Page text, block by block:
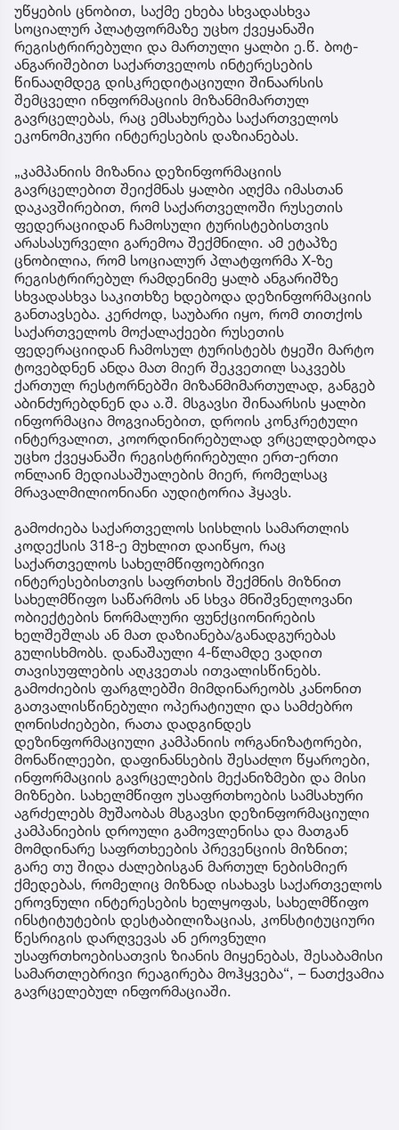
უწყების ცნობით, საქმე ეხება სხვადასხვა
სოციალურ პლატფორმაზე უცხო ქვეყანაში
რეგისტრირებული და მართული ყალბი ე.წ. ბოტ-
ანგარიშებით საქართველოს ინტერესების
წინააღმდეგ დისკრედიტაციული შინაარსის
შემცველი ინფორმაციის მიზანმიმართულ
გავრცელებას, რაც ემსახურება საქართველოს
ეკონომიკური ინტერესების დაზიანებას.
„კამპანიის მიზანია დეზინფორმაციის
გავრცელებით შეიქმნას ყალბი აღქმა იმასთან
დაკავშირებით, რომ საქართველოში რუსეთის
ფედერაციიდან ჩამოსული ტურისტებისთვის
არასასურველი გარემოა შექმნილი. ამ ეტაპზე
ცნობილია, რომ სოციალურ პლატფორმა X-ზე
რეგისტრირებულ რამდენიმე ყალბ ანგარიშზე
სხვადასხვა საკითხზე ხდებოდა დეზინფორმაციის
განთავსება. კერძოდ, საუბარი იყო, რომ თითქოს
საქართველოს მოქალაქეები რუსეთის
ფედერაციიდან ჩამოსულ ტურისტებს ტყეში მარტო
ტოვებდნენ ანდა მათ მიერ შეკვეთილ საკვებს
ქართულ რესტორნებში მიზანმიმართულად, განგებ
აბინძურებდნენ და ა.შ. მსგავსი შინაარსის ყალბი
ინფორმაცია მოგვიანებით, დროის კონკრეტული
ინტერვალით, კოორდინირებულად ვრცელდებოდა
უცხო ქვეყანაში რეგისტრირებული ერთ-ერთი
ონლაინ მედიასაშუალების მიერ, რომელსაც
მრავალმილიონიანი აუდიტორია ჰყავს.
გამოძიება საქართველოს სისხლის სამართლის
კოდექსის 318-ე მუხლით დაიწყო, რაც
საქართველოს სახელმწიფოებრივი
ინტერესებისთვის საფრთხის შექმნის მიზნით
სახელმწიფო საწარმოს ან სხვა მნიშვნელოვანი
ობიექტების ნორმალური ფუნქციონირების
ხელშეშლას ან მათ დაზიანება/განადგურებას
გულისხმობს. დანაშაული 4-წლამდე ვადით
თავისუფლების აღკვეთას ითვალისწინებს.
გამოძიების ფარგლებში მიმდინარეობს კანონით
გათვალისწინებული ოპერატიული და სამძებრო
ღონისძიებები, რათა დადგინდეს
დეზინფორმაციული კამპანიის ორგანიზატორები,
მონაწილეები, დაფინანსების შესაძლო წყაროები,
ინფორმაციის გავრცელების მექანიზმები და მისი
მიზნები. სახელმწიფო უსაფრთხოების სამსახური
აგრძელებს მუშაობას მსგავსი დეზინფორმაციული
კამპანიების დროული გამოვლენისა და მათგან
მომდინარე საფრთხეების პრევენციის მიზნით;
გარე თუ შიდა ძალებისგან მართულ ნებისმიერ
ქმედებას, რომელიც მიზნად ისახავს საქართველოს
ეროვნული ინტერესების ხელყოფას, სახელმწიფო
ინსტიტუტების დესტაბილიზაციას, კონსტიტუციური
წესრიგის დარღვევას ან ეროვნული
უსაფრთხოებისათვის ზიანის მიყენებას, შესაბამისი
სამართლებრივი რეაგირება მოჰყვება“, – ნათქვამია
გავრცელებულ ინფორმაციაში.